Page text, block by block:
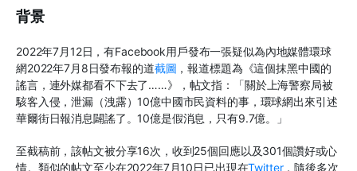
背景
2022年7月12日，有Facebook用戶發布一張疑似為內地媒體環球
網2022年7月8日發布報的道截圖 ，報道標題為《這個抹黑中國的
謠言，連外媒都看不下去了……》，帖文指：「關於上海警察局被
駭客入侵，泄漏（洩露）10億中國市民資料的事，環球網出來引述
華爾街日報消息闢謠了。10億是假消息，只有9.7億。」
至截稿前，該帖文被分享16次，收到25個回應以及301個讚好或心
情。類似的帖文至少在2022年7月10日已出現在Twitter，隨後多次